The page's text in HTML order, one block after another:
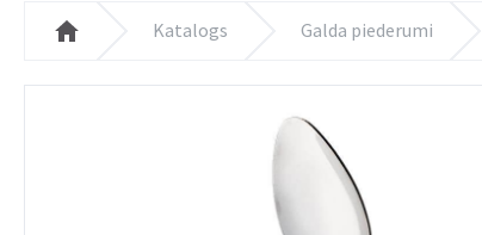
Katalogs Galda piederumi